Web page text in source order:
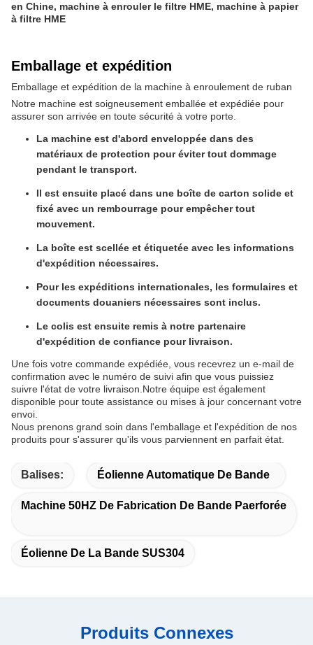
en Chine, machine à enrouler le filtre HME, machine à papier
à filtre HME
Emballage et expédition
Emballage et expédition de la machine à enroulement de ruban
Notre machine est soigneusement emballée et expédiée pour
assurer son arrivée en toute sécurité à votre porte.
La machine est d'abord enveloppée dans des
matériaux de protection pour éviter tout dommage
pendant le transport.
Il est ensuite placé dans une boîte de carton solide et
fixé avec un rembourrage pour empêcher tout
mouvement.
La boîte est scellée et étiquetée avec les informations
d'expédition nécessaires.
Pour les expéditions internationales, les formulaires et
documents douaniers nécessaires sont inclus.
Le colis est ensuite remis à notre partenaire
d'expédition de confiance pour livraison.
Une fois votre commande expédiée, vous recevrez un e-mail de
confirmation avec le numéro de suivi afin que vous puissiez
suivre l'état de votre livraison.Notre équipe est également
disponible pour toute assistance ou mises à jour concernant votre
envoi.
Nous prenons grand soin dans l'emballage et l'expédition de nos
produits pour s'assurer qu'ils vous parviennent en parfait état.
Balises: Éolienne Automatique De Bande
Machine 50HZ De Fabrication De Bande Paerforée
Éolienne De La Bande SUS304
Produits Connexes